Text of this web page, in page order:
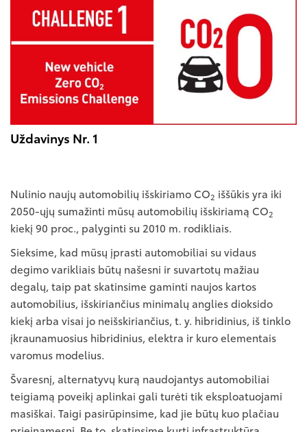
Uždavinys Nr. 1
Nulinio naujų automobilių išskiriamo CO2 iššūkis yra iki
2050-ųjų sumažinti mūsų automobilių išskiriamą CO2
kiekį 90 proc., palyginti su 2010 m. rodikliais.
Sieksime, kad mūsų įprasti automobiliai su vidaus
degimo varikliais būtų našesni ir suvartotų mažiau
degalų, taip pat skatinsime gaminti naujos kartos
automobilius, išskiriančius minimalų anglies dioksido
kiekį arba visai jo neišskiriančius, t. y. hibridinius, iš tinklo
įkraunamuosius hibridinius, elektra ir kuro elementais
varomus modelius.
Švaresnį, alternatyvų kurą naudojantys automobiliai
teigiamą poveikį aplinkai gali turėti tik eksploatuojami
masiškai. Taigi pasirūpinsime, kad jie būtų kuo plačiau